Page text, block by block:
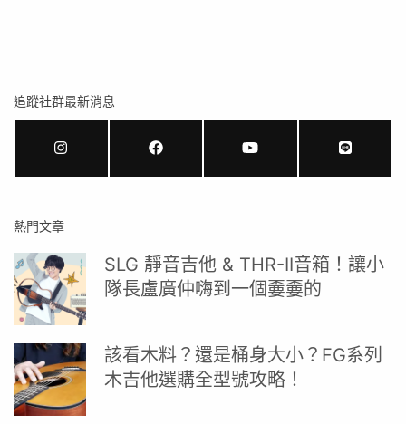
追蹤社群最新消息
熱門文章
SLG 靜音吉他 & THR-II音箱！讓小
隊長盧廣仲嗨到一個嫑嫑的
該看木料？還是桶身大小？FG系列
木吉他選購全型號攻略！